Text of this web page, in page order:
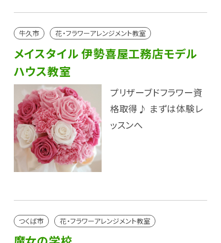
牛久市 花・フラワーアレンジメント教室
メイスタイル 伊勢喜屋工務店モデル
ハウス教室
プリザーブドフラワー資
格取得♪ まずは体験レ
ッスンへ
つくば市 花・フラワーアレンジメント教室